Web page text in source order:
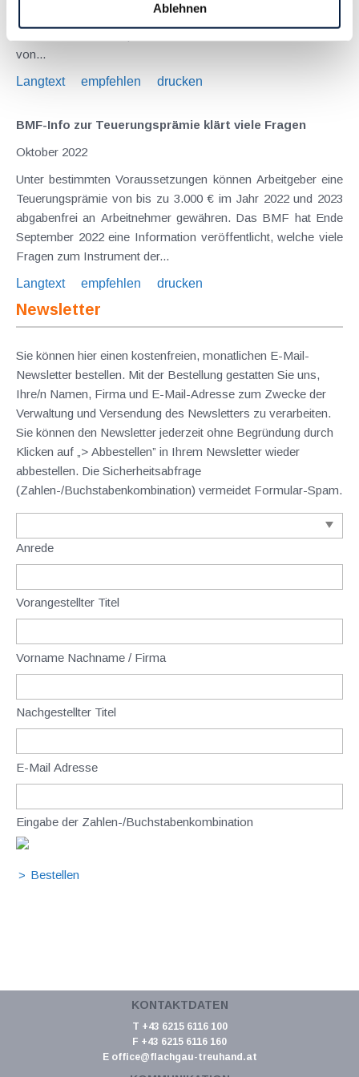
Ablehnen
besteuerten Lebensmittel war lange Gegenstand von
von...
Langtext
empfehlen drucken
BMF-Info zur Teuerungsprämie klärt viele Fragen
Oktober 2022
Unter bestimmten Voraussetzungen können Arbeitgeber eine
Teuerungsprämie von bis zu 3.000 € im Jahr 2022 und 2023
abgabenfrei an Arbeitnehmer gewähren. Das BMF hat Ende
September 2022 eine Information veröffentlicht, welche viele
Fragen zum Instrument der...
Langtext
empfehlen drucken
Newsletter
Sie können hier einen kostenfreien, monatlichen E-Mail-
Newsletter bestellen. Mit der Bestellung gestatten Sie uns,
Ihre/n Namen, Firma und E-Mail-Adresse zum Zwecke der
Verwaltung und Versendung des Newsletters zu verarbeiten.
Sie können den Newsletter jederzeit ohne Begründung durch
Klicken auf „> Abbestellen” in Ihrem Newsletter wieder
abbestellen. Die Sicherheitsabfrage
(Zahlen-/Buchstabenkombination) vermeidet Formular-Spam.
Anrede
Vorangestellter Titel
Vorname Nachname / Firma
Nachgestellter Titel
E-Mail Adresse
Eingabe der Zahlen-/Buchstabenkombination
KONTAKTDATEN
T +43 6215 6116 100
F +43 6215 6116 160
E office@flachgau-treuhand.at